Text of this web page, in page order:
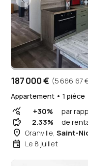
187 000 € (5 666,67
Appartement • 1 pièce
query_stats +30% par
savings 2.33% de
place Granville,Saint-
event Le 8 juillet